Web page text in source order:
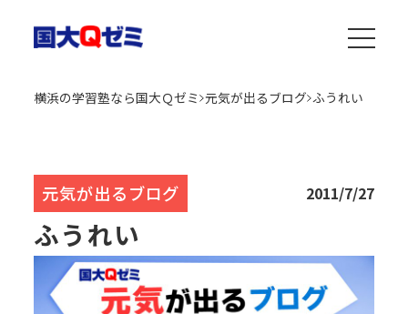
横浜の学習塾なら国大Ｑゼミ 元気が出るブログ ふうれい
元気が出るブログ 2011/7/27
ふうれい